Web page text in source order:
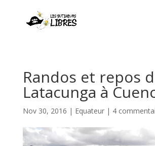
Randos et repos
Latacunga à
Nov 30, 2016 | Equateur| 4